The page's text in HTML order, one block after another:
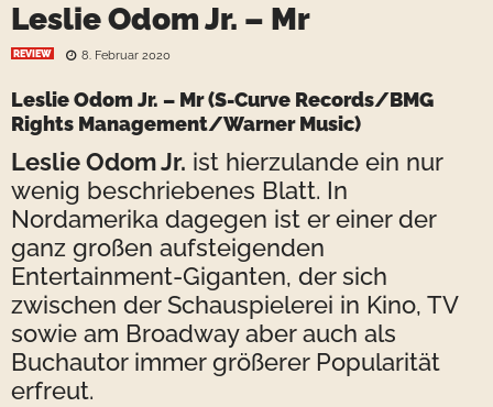
Leslie Odom Jr. – Mr
REVIEW 8. Februar 2020
Leslie Odom Jr. – Mr(S-Curve Records/BMG
Rights Management/Warner Music)
Leslie Odom Jr. ist hierzulande ein nur
wenig beschriebenes Blatt. In
Nordamerika dagegen ist er einer der
ganz großen aufsteigenden
Entertainment-Giganten, der sich
zwischen der Schauspielerei in Kino, TV
sowie am Broadway aber auch als
Buchautor immer größerer Popularität
erfreut.